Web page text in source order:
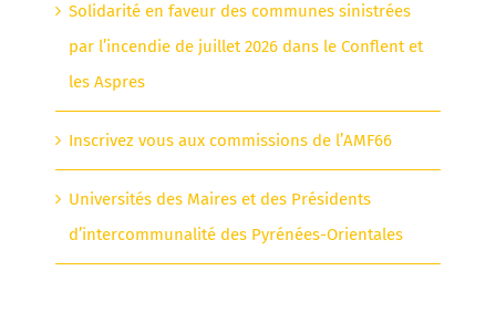
Solidarité en faveur des communes sinistrées
par l’incendie de juillet 2026 dans le Conflent et
les Aspres
Inscrivez vous aux commissions de l’AMF66
Universités des Maires et des Présidents
d’intercommunalité des Pyrénées-Orientales